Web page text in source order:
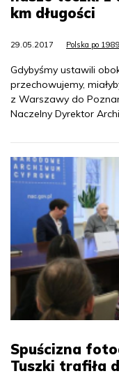
km długości
29.05.2017 Polska po
Gdybyśmy ustawili
przechowujemy,
z Warszawy do
Naczelny Dyrektor
Spuścizna
Tuszki trafiła